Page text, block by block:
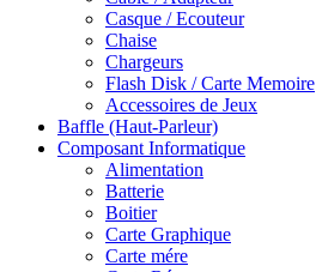
Casque / Ecouteur
Chaise
Chargeurs
Flash Disk / Carte Memoire
Accessoires de Jeux
Baffle (Haut-Parleur)
Composant Informatique
Alimentation
Batterie
Boitier
Carte Graphique
Carte mére